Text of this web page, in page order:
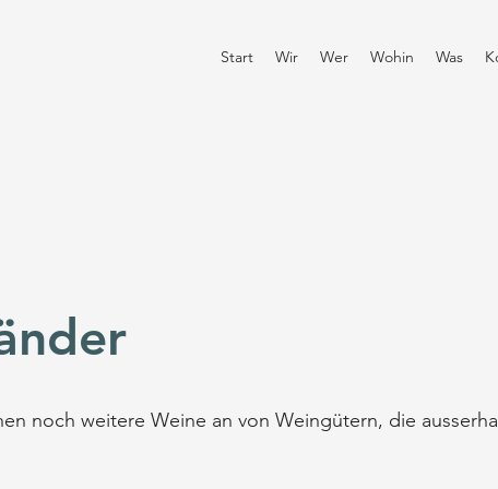
Start Wir Wer Wohin Was
noch weitere Weine an von Weingütern, die